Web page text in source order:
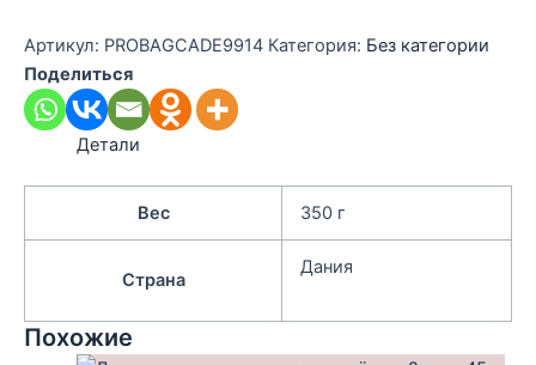
Артикул: PROBAGCADE9914 Категория: Без категории
Поделиться
Детали
Вес 350 г
Страна
Дания
Похожие